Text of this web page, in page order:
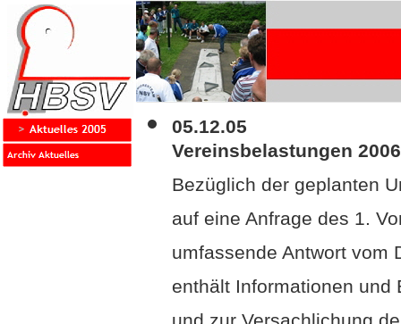
05.12.05
Vereinsbelastungen
Bezüglich der geplanten
auf eine Anfrage des 1.
umfassende Antwort vom
enthält Informationen